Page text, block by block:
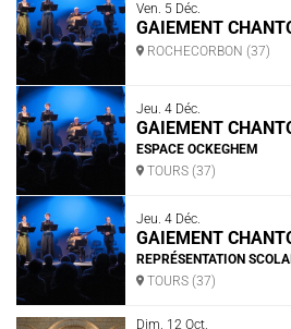
Ven. 5 Déc.
GAIEMENT
ROCHECORBON (37)
Jeu. 4 Déc.
GAIEMENT
ESPACE OCKEGHEM
TOURS (37)
Jeu. 4 Déc.
GAIEMENT
REPRÉSENTATION
TOURS (37)
Dim. 12 Oct.